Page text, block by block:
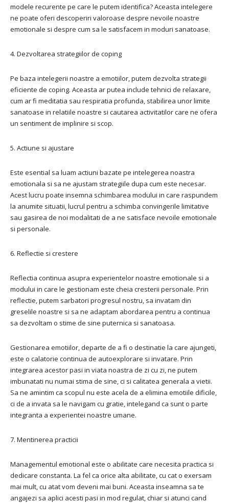
modele recurente pe care le putem identifica? Aceasta intelegere
ne poate oferi descoperiri valoroase despre nevoile noastre
emotionale si despre cum sa le satisfacem in moduri sanatoase.
4. Dezvoltarea strategiilor de coping
Pe baza intelegerii noastre a emotiilor, putem dezvolta strategii
eficiente de coping. Aceasta ar putea include tehnici de relaxare,
cum ar fi meditatia sau respiratia profunda, stabilirea unor limite
sanatoase in relatiile noastre si cautarea activitatilor care ne ofera
un sentiment de implinire si scop.
5. Actiune si ajustare
Este esential sa luam actiuni bazate pe intelegerea noastra
emotionala si sa ne ajustam strategiile dupa cum este necesar.
Acest lucru poate insemna schimbarea modului in care raspundem
la anumite situatii, lucrul pentru a schimba convingerile limitative
sau gasirea de noi modalitati de a ne satisface nevoile emotionale
si personale.
6. Reflectie si crestere
Reflectia continua asupra experientelor noastre emotionale si a
modului in care le gestionam este cheia cresterii personale. Prin
reflectie, putem sarbatori progresul nostru, sa invatam din
greselile noastre si sa ne adaptam abordarea pentru a continua
sa dezvoltam o stime de sine puternica si sanatoasa.
Gestionarea emotiilor, departe de a fi o destinatie la care ajungeti,
este o calatorie continua de autoexplorare si invatare. Prin
integrarea acestor pasi in viata noastra de zi cu zi, ne putem
imbunatati nu numai stima de sine, ci si calitatea generala a vietii.
Sa ne amintim ca scopul nu este acela de a elimina emotiile dificile,
ci de a invata sa le navigam cu gratie, intelegand ca sunt o parte
integranta a experientei noastre umane.
7. Mentinerea practicii
Managementul emotional este o abilitate care necesita practica si
dedicare constanta. La fel ca orice alta abilitate, cu cat o exersam
mai mult, cu atat vom deveni mai buni. Aceasta inseamna sa te
angajezi sa aplici acesti pasi in mod regulat, chiar si atunci cand